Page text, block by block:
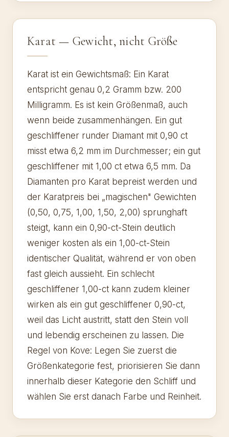
Karat — Gewicht, nicht Größe
Karat ist ein Gewichtsmaß: Ein Karat
entspricht genau 0,2 Gramm bzw. 200
Milligramm. Es ist kein Größenmaß, auch
wenn beide zusammenhängen. Ein gut
geschliffener runder Diamant mit 0,90 ct
misst etwa 6,2 mm im Durchmesser; ein gut
geschliffener mit 1,00 ct etwa 6,5 mm. Da
Diamanten pro Karat bepreist werden und
der Karatpreis bei „magischen" Gewichten
(0,50, 0,75, 1,00, 1,50, 2,00) sprunghaft
steigt, kann ein 0,90-ct-Stein deutlich
weniger kosten als ein 1,00-ct-Stein
identischer Qualität, während er von oben
fast gleich aussieht. Ein schlecht
geschliffener 1,00-ct kann zudem kleiner
wirken als ein gut geschliffener 0,90-ct,
weil das Licht austritt, statt den Stein voll
und lebendig erscheinen zu lassen. Die
Regel von Kove: Legen Sie zuerst die
Größenkategorie fest, priorisieren Sie dann
innerhalb dieser Kategorie den Schliff und
wählen Sie erst danach Farbe und Reinheit.